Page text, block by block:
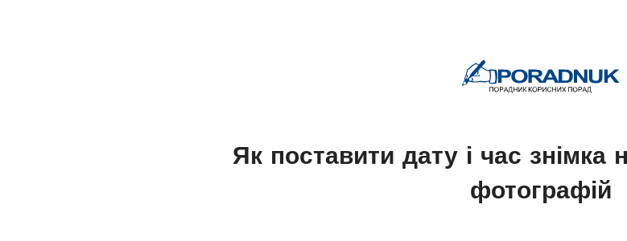
Як поставити дату і час знімка
фотографій